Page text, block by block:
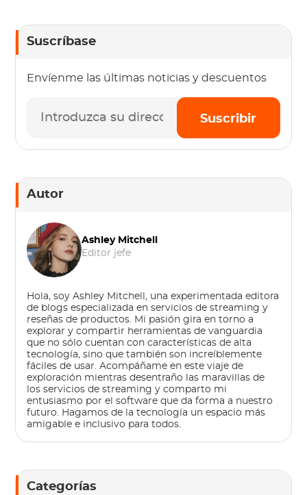
Suscríbase
Envíenme las últimas noticias y descuentos
Suscribir
Autor
Ashley Mitchell
Editor jefe
Hola, soy Ashley Mitchell, una experimentada editora
de blogs especializada en servicios de streaming y
reseñas de productos. Mi pasión gira en torno a
explorar y compartir herramientas de vanguardia
que no sólo cuentan con características de alta
tecnología, sino que también son increíblemente
fáciles de usar. Acompáñame en este viaje de
exploración mientras desentraño las maravillas de
los servicios de streaming y comparto mi
entusiasmo por el software que da forma a nuestro
futuro. Hagamos de la tecnología un espacio más
amigable e inclusivo para todos.
Categorías